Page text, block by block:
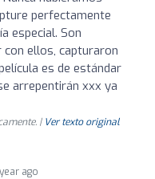
perfectamente
especial. Son
ellos, capturaron
es de estándar
arrepentirán xxx ya
| Ver texto original
ago